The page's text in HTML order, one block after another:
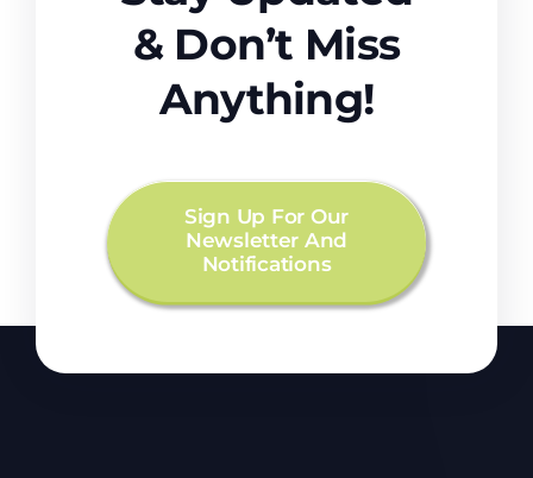
& Don’t Miss
Anything!
Sign Up For Our
Newsletter And
Notifications